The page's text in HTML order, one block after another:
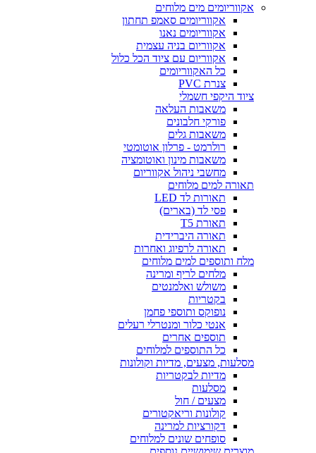
אקווריומים מים מלוחים
אקווריומים סאמפ תחתון
אקווריומים נאנו
אקווריום בניה עצמית
אקווריום עם ציוד הכל כלול
כל האקווריומים
צנרת PVC
ציוד היקפי חשמלי
משאבות העלאה
פורקי חלבונים
משאבות גלים
רולרמט - פרלון אוטומטי
משאבות מינון ואוטומציה
מחשבי ניהול אקווריום
תאורה למים מלוחים
תאורות לד LED
פסי לד (בארים)
תאורת T5
תאורה היברידית
תאורה לרפיוג ואחרות
מלח ותוספים למים מלוחים
מלחים לריף ומרינה
משולש ואלמנטים
בקטריות
נופוקס ותוספי פחמן
אנטי כלור ומנטרלי רעלים
תוספים אחרים
כל התוספים למלוחים
מסלעות, מצעים, מדיות וקולונות
מדיות לבקטריות
מסלעות
מצעים / חול
קולונות וריאקטורים
דקורציות למרינה
סופחים שונים למלוחים